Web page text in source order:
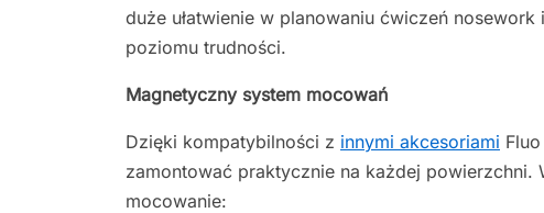
duże ułatwienie w planowaniu ćwiczeń
poziomu trudności.
Magnetyczny system mocowań
Dzięki kompatybilności z innymi akcesoriami
zamontować praktycznie na każdej
mocowanie: